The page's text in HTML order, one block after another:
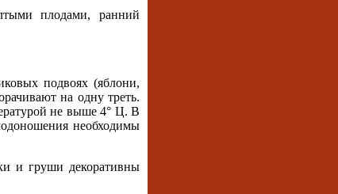
плодами, ранний
подвоях (яблони,
на одну треть.
не выше 4° Ц. В
необходимы
и груши декоративны